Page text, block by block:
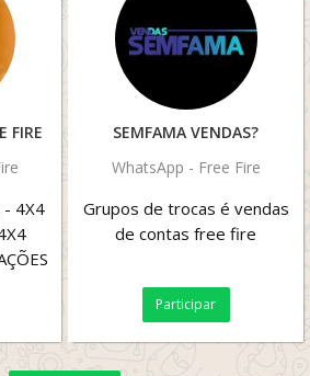
FIRE
- 4X4
-
SEMFAMA VENDAS?
WhatsApp - Free Fire
Grupos de trocas é vendas
de contas free fire
Participar